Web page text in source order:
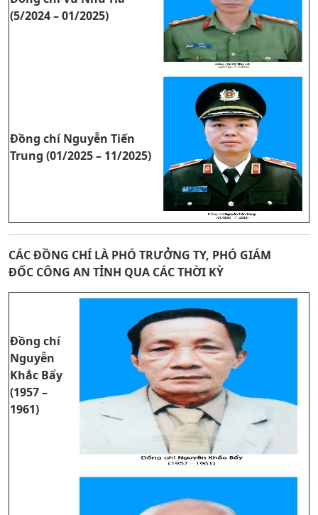
(5/2024 – 01/2025)
Đồng chí Nguyễn Tiến
Trung (01/2025 – 11/2025)
CÁC ĐỒNG CHÍ LÀ PHÓ TRƯỞNG TY, PHÓ GIÁM
ĐỐC CÔNG AN TỈNH QUA CÁC THỜI KỲ
Đồng chí
Nguyễn
Khắc Bẩy
(1957 –
1961)